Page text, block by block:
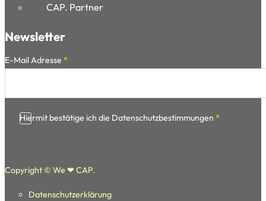
CAP. Partner
Newsletter
Section
E-Mail Adresse *
Hiermit bestätige ich die Datenschutzbestimmungen *
Copyright © We ❤ CAP.
Datenschutzerklärung